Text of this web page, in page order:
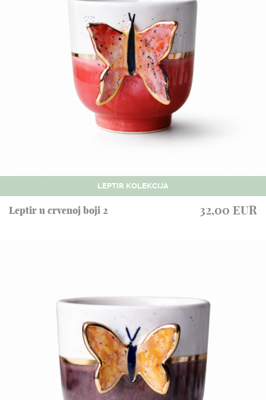
LEPTIR KOLEKCIJA
Leptir u crvenoj boji 2 32,00 EUR